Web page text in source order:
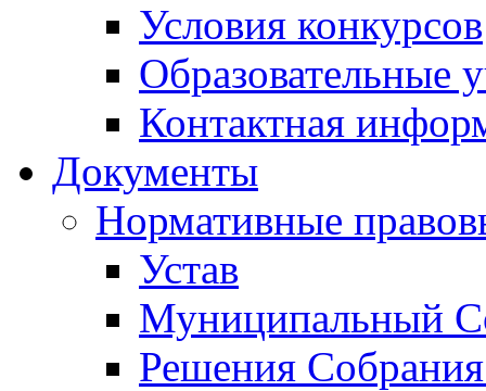
Условия конкурсов
Образовательные
Контактная
Документы
Нормативные
Устав
Муниципальный
Решения